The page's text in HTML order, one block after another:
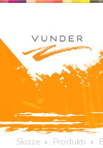
Skizze Produkti